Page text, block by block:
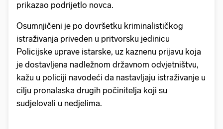
prikazao podrijetlo novca.
Osumnjičeni je po dovršetku kriminalističkog
istraživanja priveden u pritvorsku jedinicu
Policijske uprave istarske, uz kaznenu prijavu koja
je dostavljena nadležnom državnom odvjetništvu,
kažu u policiji navodeći da nastavljaju istraživanje u
cilju pronalaska drugih počinitelja koji su
sudjelovali u nedjelima.